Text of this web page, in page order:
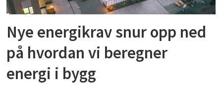
Nye energikrav snur opp ned
på hvordan vi beregner
energi i bygg